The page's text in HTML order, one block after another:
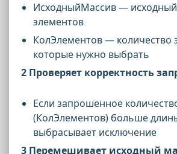
ИсходныйМассив —
элементов
КолЭлементов — количество
которые нужно выбрать
2 Проверяет корректность
Если запрошенное
(КолЭлементов) больше
выбрасывает исключение
3 Перемешивает исходный